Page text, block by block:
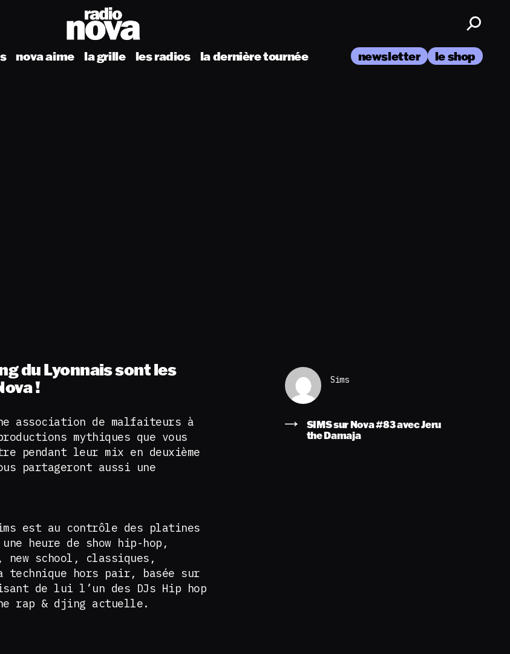
nova aime la grille les radios la dernière tournée newsletter le shop
du Lyonnais sont les
!
association de malfaiteurs à
mythiques que vous
pendant leur mix en deuxième
partageront aussi une
est au contrôle des platines
heure de show hip-hop,
school, classiques,
technique hors pair, basée sur
de lui l’un des DJs Hip hop
rap & djing actuelle.
Sims
SIMS sur Nova #83 avec Jeru
the Damaja